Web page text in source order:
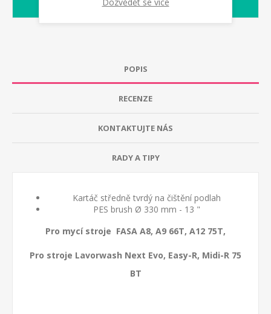
POPIS
RECENZE
KONTAKTUJTE NÁS
RADY A TIPY
Kartáč středně tvrdý na čištění podlah
PES brush Ø 330 mm - 13 "
Pro mycí stroje FASA A8, A9 66T, A12 75T,
Pro stroje Lavorwash Next Evo, Easy-R, Midi-R 75
BT